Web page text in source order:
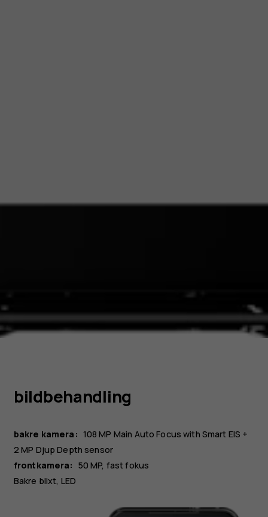
bildbehandling
bakre kamera: 108 MP Main Auto Focus with Smart EIS +
2 MP Djup Depth sensor
frontkamera: 50 MP fast fokus
Bakre blixt, LED